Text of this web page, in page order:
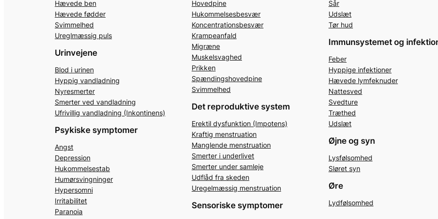
Hævede ben
Hævede fødder
Svimmelhed
Ureglmæssig puls
Urinvejene
Blod i urinen
Hyppig vandladning
Nyresmerter
Smerter ved vandladning
Ufrivillig vandladning (Inkontinens)
Psykiske symptomer
Angst
Depression
Hukommelsestab
Humørsvingninger
Hypersomni
Irritabilitet
Paranoia
Hovedpine
Hukommelsesbesvær
Koncentrationsbesvær
Krampeanfald
Migræne
Muskelsvaghed
Prikken
Spændingshovedpine
Svimmelhed
Det reproduktive system
Erektil dysfunktion (Impotens)
Kraftig menstruation
Manglende menstruation
Smerter i underlivet
Smerter under samleje
Udflåd fra skeden
Uregelmæssig menstruation
Sensoriske symptomer
Sår
Udslæt
Tør hud
Immunsystemet og
Feber
Hyppige infektioner
Hævede lymfeknuder
Nattesved
Svedture
Træthed
Udslæt
Øjne og syn
Lysfølsomhed
Sløret syn
Øre
Lydfølsomhed